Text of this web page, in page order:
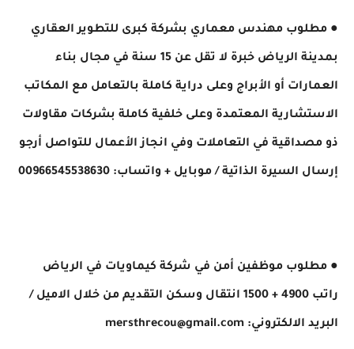
● مطلوب مهندس معماري بشركة كبرى للتطوير العقاري
بمدينة الرياض خبرة لا تقل عن 15 سنة في مجال بناء
العمارات أو الأبراج وعلى دراية كاملة بالتعامل مع المكاتب
الاستشارية المعتمدة وعلى خلفية كاملة بشركات مقاولات
ذو مصداقية في التعاملات وفي انجاز الأعمال للتواصل أرجو
إرسال السيرة الذاتية ​/ موبايل + واتساب: 00966545538630
● مطلوب موظفين أمن في شركة كيماويات في الرياض
راتب 4900 + 1500 انتقال وسكن التقديم من خلال الاميل ​/
البريد الالكتروني: mersthrecou@gmail.com